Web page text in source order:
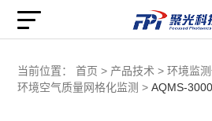
当前位置： 首页 > 产品技术 > 环境监
环境空气质量网格化监测 > AQMS-